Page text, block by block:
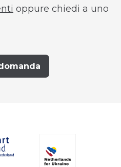
oppure chiedi a uno